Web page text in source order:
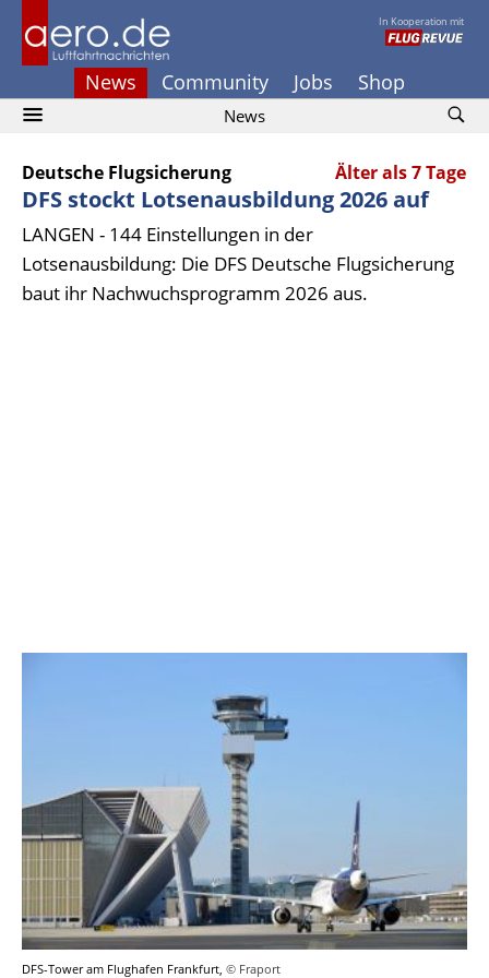
In Kooperation mit
News Community Jobs Shop
News
Deutsche Flugsicherung Älter als 7 Tage
DFS stockt Lotsenausbildung 2026 auf
LANGEN - 144 Einstellungen in der
Lotsenausbildung: Die DFS Deutsche Flugsicherung
baut ihr Nachwuchsprogramm 2026 aus.
DFS-Tower am Flughafen Frankfurt, © Fraport